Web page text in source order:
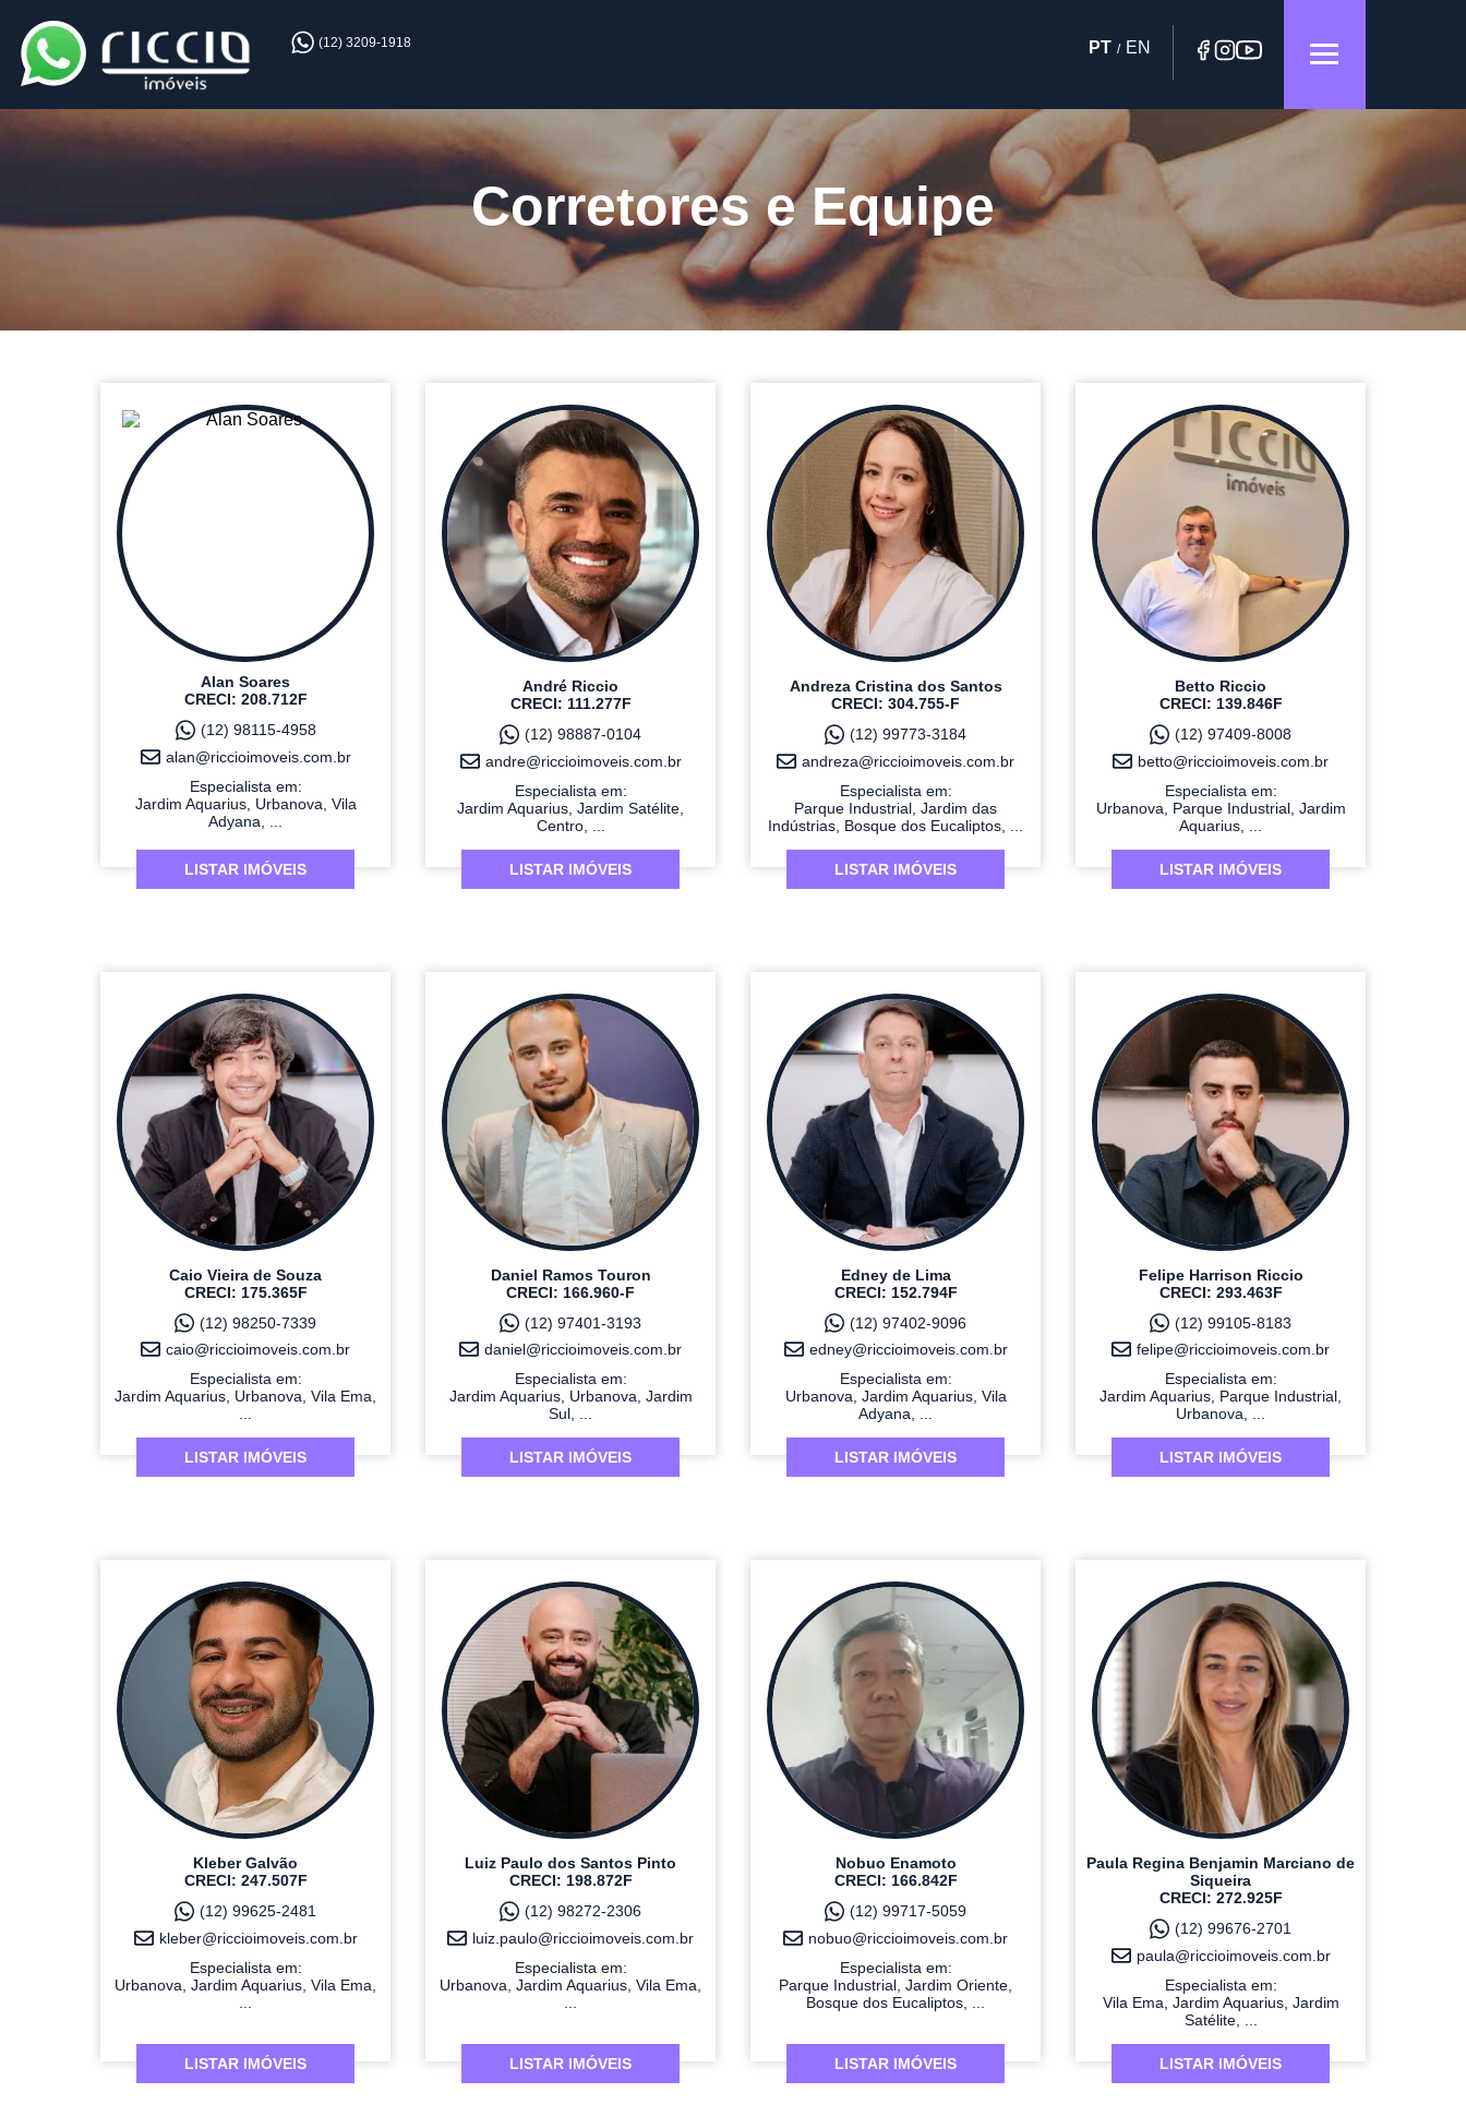
(12) 3209-1918 PT / EN
Corretores e Equipe
Alan Soares
CRECI: 208.712F
(12) 98115-4958
alan@riccioimoveis.com.br
Especialista em:
Jardim Aquarius, Urbanova, Vila
Adyana, ...
LISTAR IMÓVEIS
André Riccio
CRECI: 111.277F
(12) 98887-0104
andre@riccioimoveis.com.br
Especialista em:
Jardim Aquarius, Jardim Satélite,
Centro, ...
LISTAR IMÓVEIS
Andreza Cristina dos Santos
CRECI: 304.755-F
(12) 99773-3184
andreza@riccioimoveis.com.br
Especialista em:
Parque Industrial, Jardim das
Indústrias, Bosque dos Eucaliptos, ...
LISTAR IMÓVEIS
Betto Riccio
CRECI: 139.846F
(12) 97409-8008
betto@riccioimoveis.com.br
Especialista em:
Urbanova, Parque Industrial, Jardim
Aquarius, ...
LISTAR IMÓVEIS
Caio Vieira de Souza
CRECI: 175.365F
(12) 98250-7339
caio@riccioimoveis.com.br
Especialista em:
Jardim Aquarius, Urbanova, Vila Ema,
LISTAR IMÓVEIS
Daniel Ramos Touron
CRECI: 166.960-F
(12) 97401-3193
daniel@riccioimoveis.com.br
Especialista em:
Jardim Aquarius, Urbanova, Jardim
Sul, ...
LISTAR IMÓVEIS
Edney de Lima
CRECI: 152.794F
(12) 97402-9096
edney@riccioimoveis.com.br
Especialista em:
Urbanova, Jardim Aquarius, Vila
Adyana, ...
LISTAR IMÓVEIS
Felipe Harrison Riccio
CRECI: 293.463F
(12) 99105-8183
felipe@riccioimoveis.com.br
Especialista em:
Jardim Aquarius, Parque Industrial,
Urbanova, ...
LISTAR IMÓVEIS
Kleber Galvão
CRECI: 247.507F
(12) 99625-2481
kleber@riccioimoveis.com.br
Especialista em:
Urbanova, Jardim Aquarius, Vila Ema,
LISTAR IMÓVEIS
Luiz Paulo dos Santos Pinto
CRECI: 198.872F
(12) 98272-2306
luiz.paulo@riccioimoveis.com.br
Especialista em:
Urbanova, Jardim Aquarius, Vila Ema,
LISTAR IMÓVEIS
Nobuo Enamoto
CRECI: 166.842F
(12) 99717-5059
nobuo@riccioimoveis.com.br
Especialista em:
Parque Industrial, Jardim Oriente,
Bosque dos Eucaliptos, ...
LISTAR IMÓVEIS
Paula Regina Benjamin Marciano de
Siqueira
CRECI: 272.925F
(12) 99676-2701
paula@riccioimoveis.com.br
Especialista em:
Vila Ema, Jardim Aquarius, Jardim
Satélite, ...
LISTAR IMÓVEIS